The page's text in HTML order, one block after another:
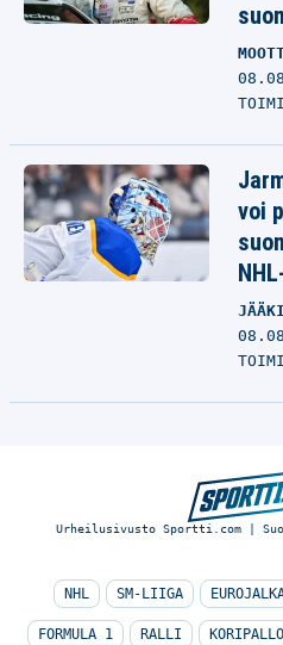
voi
Urheilusivusto Sportti.com |
NHL SM-LIIGA
FORMULA 1 RALLI KORIPALLO